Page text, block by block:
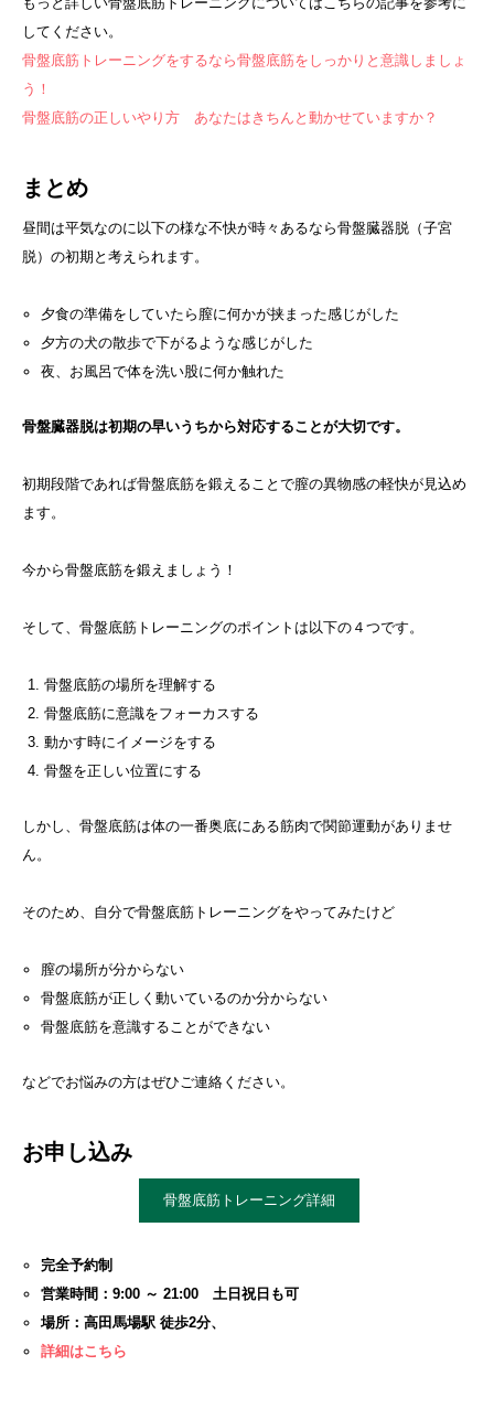
してください。
骨盤底筋トレーニングをするなら骨盤底筋をしっかりと意識しましょ
う！
骨盤底筋の正しいやり方 あなたはきちんと動かせていますか？
まとめ
昼間は平気なのに以下の様な不快が時々あるなら骨盤臓器脱（子宮
脱）の初期と考えられます。
夕食の準備をしていたら膣に何かが挟まった感じがした
夕方の犬の散歩で下がるような感じがした
夜、お風呂で体を洗い股に何か触れた
骨盤臓器脱は初期の早いうちから対応することが大切です。
初期段階であれば骨盤底筋を鍛えることで膣の異物感の軽快が見込め
ます。
今から骨盤底筋を鍛えましょう！
そして、骨盤底筋トレーニングのポイントは以下の４つです。
骨盤底筋の場所を理解する
骨盤底筋に意識をフォーカスする
動かす時にイメージをする
骨盤を正しい位置にする
しかし、骨盤底筋は体の一番奥底にある筋肉で関節運動がありませ
ん。
そのため、自分で骨盤底筋トレーニングをやってみたけど
膣の場所が分からない
骨盤底筋が正しく動いているのか分からない
骨盤底筋を意識することができない
などでお悩みの方はぜひご連絡ください。
お申し込み
骨盤底筋トレーニング詳細
完全予約制
営業時間：9:00 ～ 21:00 土日祝日も可
場所：高田馬場駅 徒歩2分、
詳細はこちら